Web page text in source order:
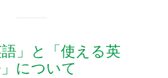
語」と「使える英
について